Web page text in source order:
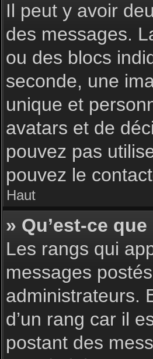
Il peut y avoir
des messages.
ou des blocs
seconde, une
unique et
avatars et de
pouvez pas
pouvez le
Haut
» Qu’est-ce
Les rangs qui
messages
administrateurs.
d’un rang car il
postant des